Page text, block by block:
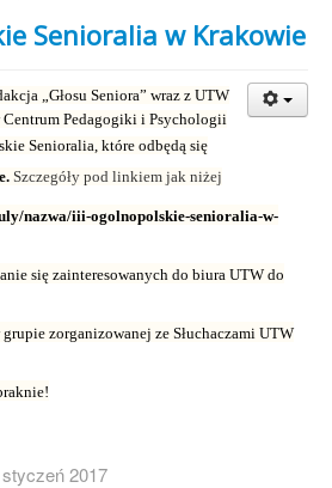
Senioralia w Krakowie
„Głosu Seniora” wraz z UTW
Pedagogiki i Psychologii
Senioralia , które odbędą się
. Szczegóły pod linkiem jak niżej
nazwa/iii-ogolnopolskie-senioralia-w-
się zainteresowanych do biura UTW do
zorganizowanej ze Słuchaczami UTW
2017